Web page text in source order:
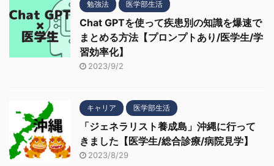
勉強法 医学部生活
Chat GPTを使って疾患別の知識を爆速で
まとめる方法【プロンプトあり/医学生/学
習効率化】
2023/9/2
キャリア 医学部生活
「ジェネラリスト養成島」沖縄に行って
きました【医学生/総合診療/病院見学】
2023/8/29